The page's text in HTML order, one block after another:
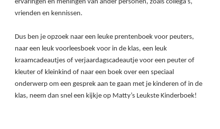
ervaringen en meningen van ander personen, zoals collega’s,
vrienden en kennissen.
Dus ben je opzoek naar een leuke prentenboek voor peuters,
naar een leuk voorleesboek voor in de klas, een leuk
kraamcadeautjes of verjaardagscadeautje voor een peuter of
kleuter of kleinkind of naar een boek over een speciaal
onderwerp om een gesprek aan te gaan met je kinderen of in de
klas, neem dan snel een kijkje op Matty’s Leukste Kinderboek!